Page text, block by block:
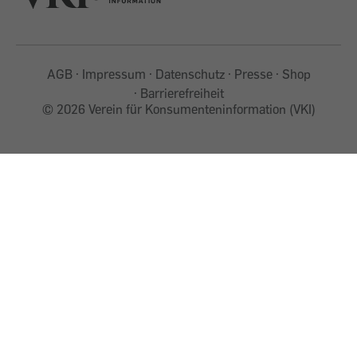
AGB Impressum Datenschutz Presse
Shop
Barrierefreiheit
© 2026 Verein für Konsumenteninformation (VKI)